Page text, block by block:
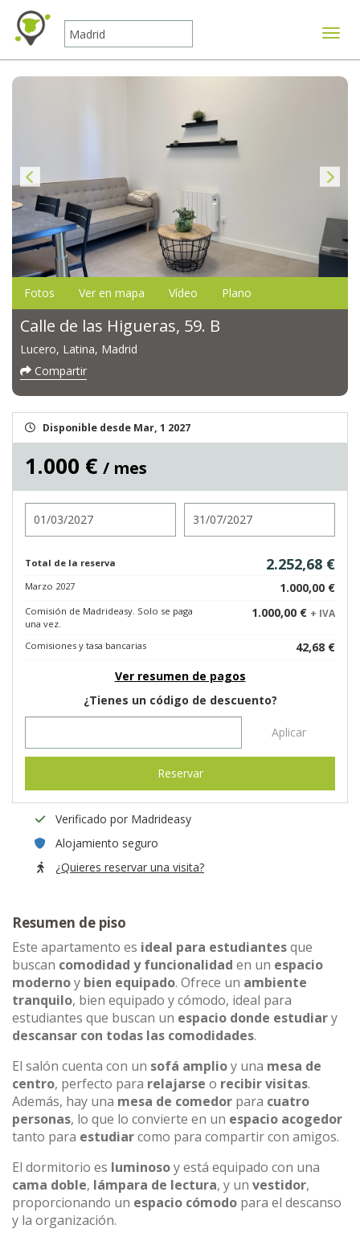
Fotos Ver en mapa Vídeo Plano
Calle de las Higueras, 59. B
Lucero, Latina, Madrid
Compartir
Disponible desde Mar, 1 2027
1.000 € / mes
Total de la reserva 2.252,68 €
Marzo 2027 1.000,00 €
Comisión de Madrideasy. Solo se paga
una vez.
1.000,00 € + IVA
Comisiones y tasa bancarias
42,68 €
Ver resumen de pagos
¿Tienes un código de descuento?
Aplicar
Reservar
Verificado por Madrideasy
Alojamiento seguro
¿Quieres reservar una visita?
Resumen de piso
Este apartamento es ideal para estudiantesque
buscan comodidad y funcionalidad en un espacio
modernoy bien equipado. Ofrece un ambiente
tranquilo, bien equipado y cómodo, ideal para
estudiantes que buscan un espacio donde estudiary
descansar con todas las comodidades.
El salón cuenta con un sofá amplioy una mesa de
centro, perfecto para relajarse o recibir visitas.
Además, hay una mesa de comedor para cuatro
personas, lo que lo convierte en un espacio acogedor
tanto para estudiarcomo para compartir con amigos.
El dormitorio es luminosoy está equipado con una
cama doble, lámpara de lectura, y un vestidor,
proporcionando un espacio cómodo para el descanso
y la organización.